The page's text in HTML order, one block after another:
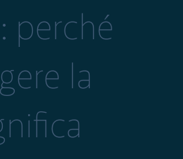
perché
la